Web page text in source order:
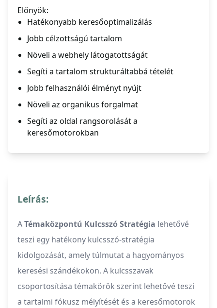
Előnyök:
Hatékonyabb keresőoptimalizálás
Jobb célzottságú tartalom
Növeli a webhely látogatottságát
Segíti a tartalom strukturáltabbá tételét
Jobb felhasználói élményt nyújt
Növeli az organikus forgalmat
Segíti az oldal rangsorolását a
keresőmotorokban
Leírás:
ATémaközpontú Kulcsszó Stratégia lehetővé
teszi egy hatékony kulcsszó-stratégia
kidolgozását, amely túlmutat a hagyományos
keresési szándékokon. A kulcsszavak
csoportosítása témakörök szerint lehetővé teszi
a tartalmi fókusz mélyítését és a keresőmotorok